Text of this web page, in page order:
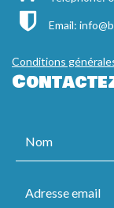
Email:
Conditions